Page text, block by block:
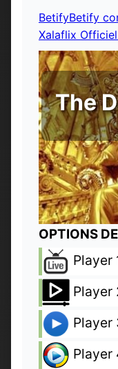
BetifyBetify
Xalaflix
The
OPTIONS
Player
Player
Player
Player